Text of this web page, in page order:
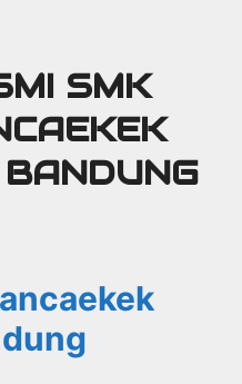
SMK